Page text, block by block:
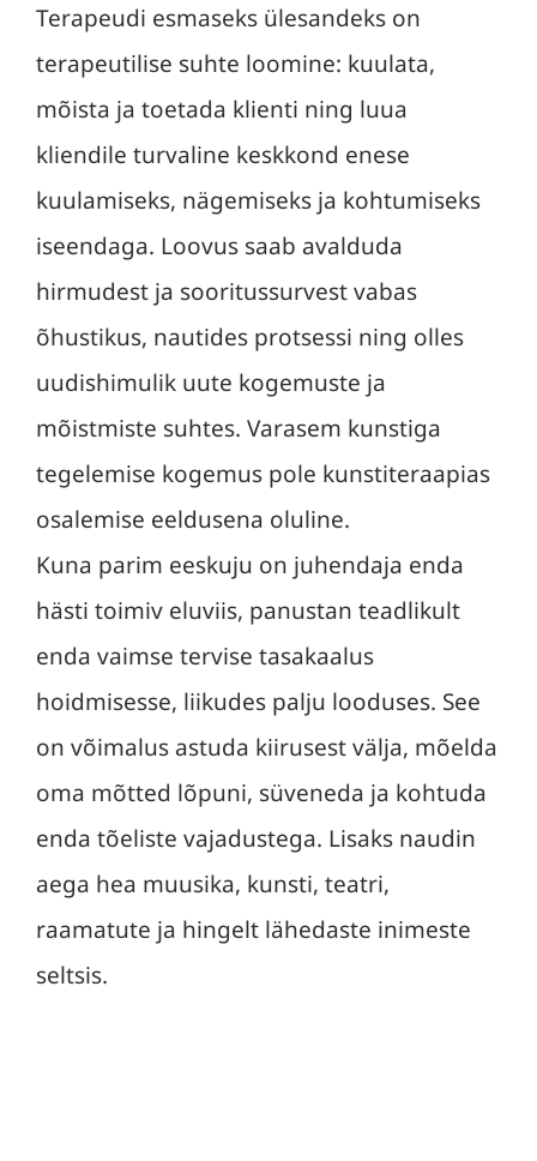
Terapeudi esmaseks ülesandeks on
terapeutilise suhte loomine: kuulata,
mõista ja toetada klienti ning luua
kliendile turvaline keskkond enese
kuulamiseks, nägemiseks ja kohtumiseks
iseendaga. Loovus saab avalduda
hirmudest ja sooritussurvest vabas
õhustikus, nautides protsessi ning olles
uudishimulik uute kogemuste ja
mõistmiste suhtes. Varasem kunstiga
tegelemise kogemus pole kunstiteraapias
osalemise eeldusena oluline.
Kuna parim eeskuju on juhendaja enda
hästi toimiv eluviis, panustan teadlikult
enda vaimse tervise tasakaalus
hoidmisesse, liikudes palju looduses. See
on võimalus astuda kiirusest välja, mõelda
oma mõtted lõpuni, süveneda ja kohtuda
enda tõeliste vajadustega. Lisaks naudin
aega hea muusika, kunsti, teatri,
raamatute ja hingelt lähedaste inimeste
seltsis.